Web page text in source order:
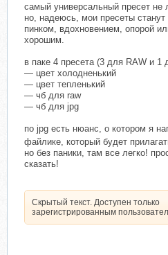
самый универсальный пресет не
но, надеюсь, мои пресеты
пинком, вдохновением, опорой
хорошим.
в паке 4 пресета (3 для RAW и 1
— цвет холодненький
— цвет тепленький
— чб для raw
— чб для jpg
по jpg есть нюанс, о котором я
файлике, который будет
но без паники, там все легко!
сказать!
Скрытый текст. Доступен только
зарегистрированным